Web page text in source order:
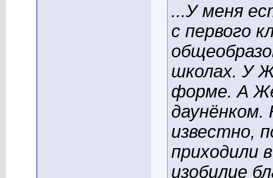
...У меня
с первого
школах. У
форме. А
известно,
приходили
изобилие